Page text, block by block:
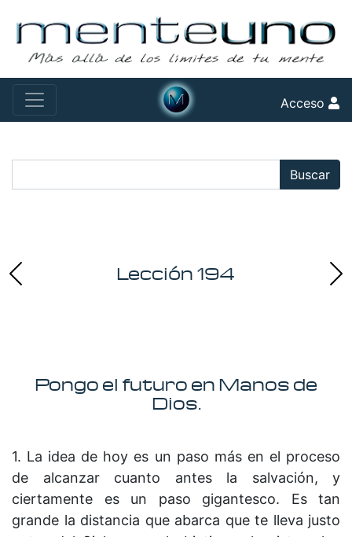
Acceso
Buscar
Lección 194
Pongo el futuro en Manos de
Dios.
1. La idea de hoy es un paso más en el proceso
de alcanzar cuanto antes la salvación, y
ciertamente es un paso gigantesco. Es tan
grande la distancia que abarca que te lleva justo